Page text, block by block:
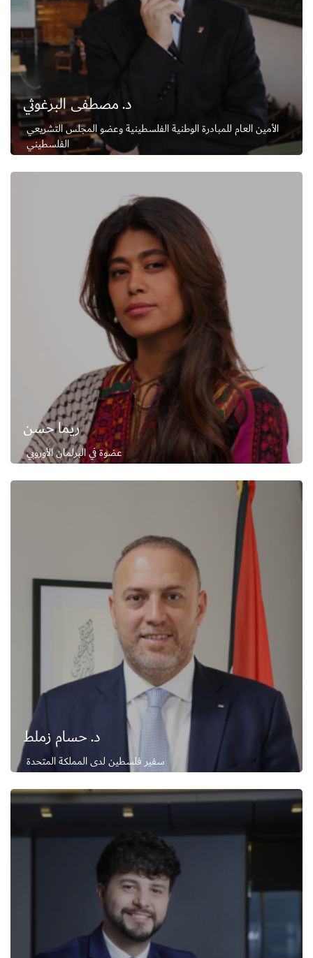
د. مصطفى البرغوثي
الأمين العام للمبادرة الوطنية الفلسطينية وعضو المجلس التشريعي
الفلسطيني
ريما حسن
عضوة في البرلمان الأوروبي
د. حسام زملط
سفير فلسطين لدى المملكة المتحدة